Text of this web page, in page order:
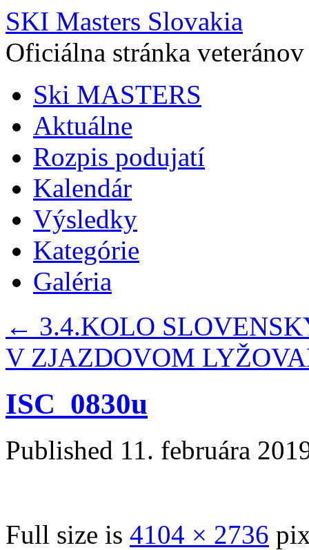
SKI Masters Slovakia
Oficiálna stránka
Ski MASTERS
Aktuálne
Rozpis podujatí
Kalendár
Výsledky
Kategórie
Galéria
← 3.4.KOLO
V ZJAZDOVOM
ISC_0830u
Published 11. februára
Full size is 4104 × 2736